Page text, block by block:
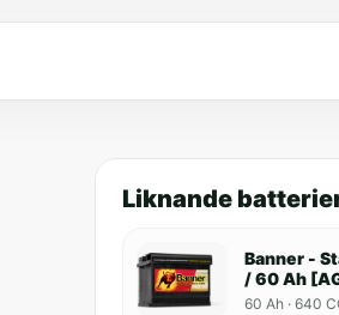
Liknande
Banner -
/ 60 Ah
Stop]
60 Ah · 640